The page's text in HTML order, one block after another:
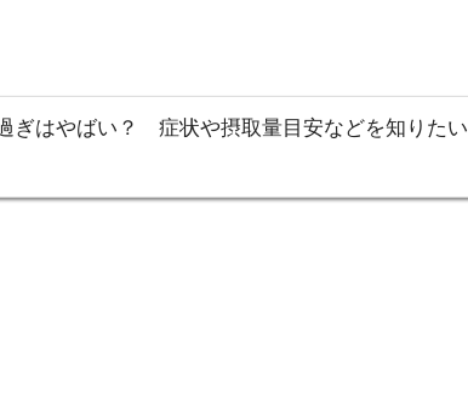
ぎはやばい？ 症状や摂取量目安などを知りたい